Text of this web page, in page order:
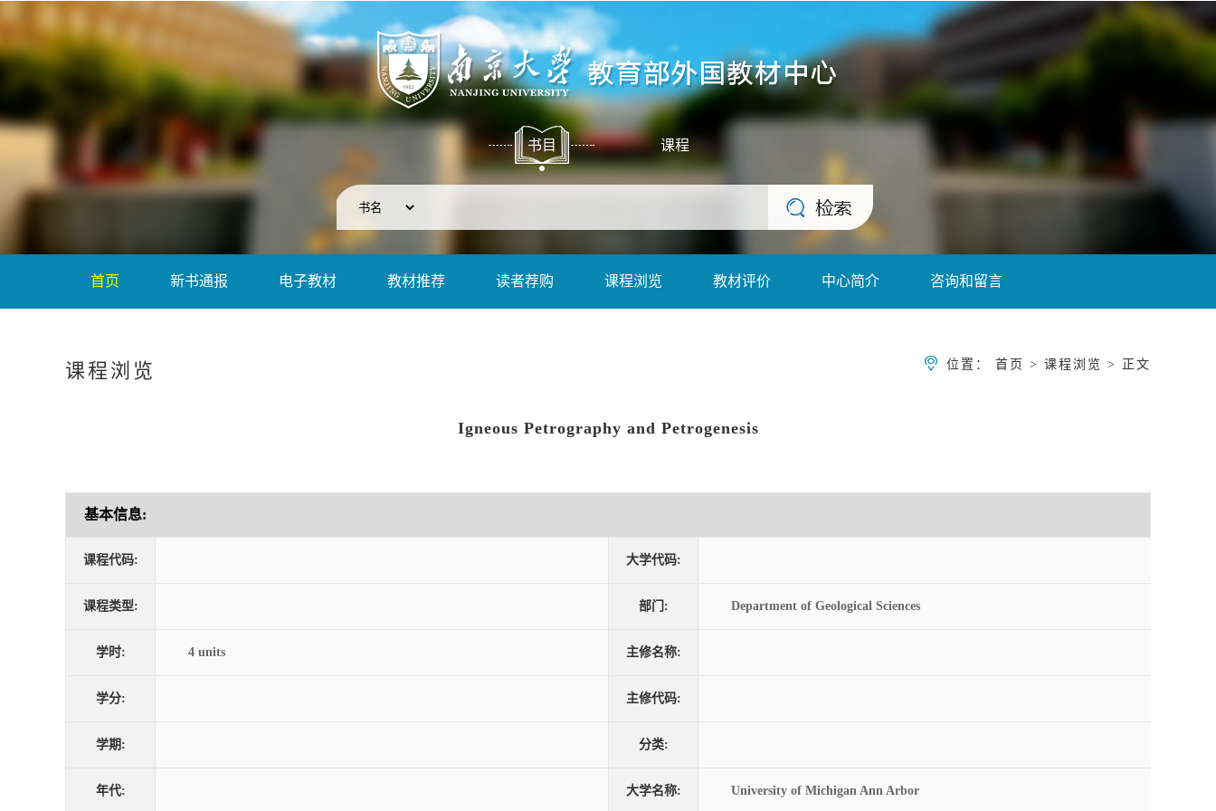
书目 课程
首页 新书通报 电子教材 教材推荐 读者荐购 课程浏览 教材评价 中心简介 咨询和留言
课程浏览 位置： 首页 > 课程浏览 > 正文
Igneous Petrography and Petrogenesis
基本信息:
课程代码: 大学代码:
课程类型: 部门: Department of Geological Sciences
学时: 4 units 主修名称:
学分: 主修代码:
学期: 分类:
年代: 大学名称: University of Michigan Ann Arbor